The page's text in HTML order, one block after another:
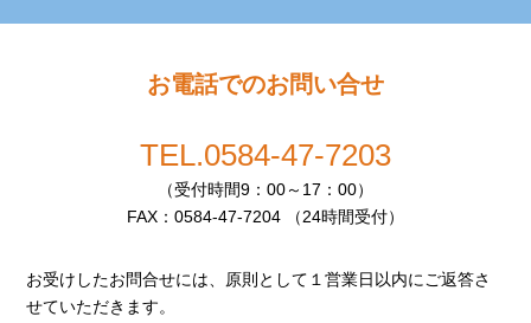
お電話でのお問い合せ
TEL.0584-47-7203
（受付時間9：00～17：00）
FAX：0584-47-7204 （24時間受付）
お受けしたお問合せには、原則として１営業日以内にご返答さ
せていただきます。